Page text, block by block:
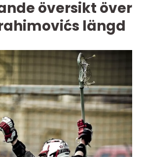
översikt över
längd